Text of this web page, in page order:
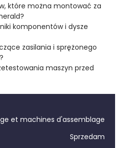
które można montować za
komponentów i dysze
zasilania i sprężonego
maszyn przed
et machines d'assemblage
Sprzedam